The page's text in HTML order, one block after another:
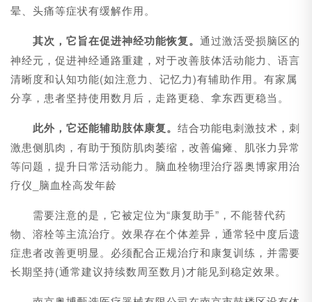
晕、头痛等症状有缓解作用。
其次，它旨在促进神经功能恢复。 通过激活受损脑区的
神经元，促进神经通路重建，对于改善肢体活动能力、语言
清晰度和认知功能(如注意力、记忆力)有辅助作用。有家属
分享，患者坚持使用数月后，走路更稳、拿东西更稳当。
此外，它还能辅助肢体康复。 结合功能电刺激技术，刺
激患侧肌肉，有助于预防肌肉萎缩，改善偏瘫、肌张力异常
等问题，提升日常活动能力。脑血栓物理治疗器奥博家用治
疗仪_脑血栓高发年龄
需要注意的是，它被定位为“康复助手”，不能替代药
物、溶栓等主流治疗。效果存在个体差异，通常轻中度后遗
症患者改善更明显。必须配合正规治疗和康复训练，并需要
长期坚持(通常建议持续数周至数月)才能见到稳定效果。